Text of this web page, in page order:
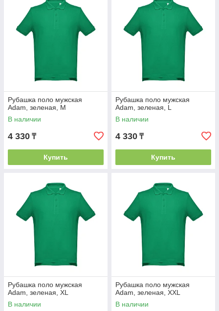
Рубашка поло мужская
Adam, зеленая, M
В наличии
4 330 ₸
Купить
Рубашка поло мужская
Adam, зеленая, L
В наличии
4 330 ₸
Купить
Рубашка поло мужская
Adam, зеленая, XL
В наличии
Рубашка поло мужская
Adam, зеленая, XXL
В наличии